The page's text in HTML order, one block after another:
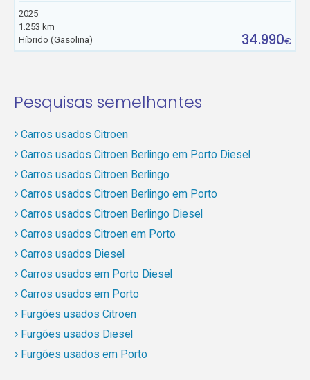
2025
1.253 km
Híbrido (Gasolina)
34.990€
Pesquisas semelhantes
Carros usados Citroen
Carros usados Citroen Berlingo em Porto Diesel
Carros usados Citroen Berlingo
Carros usados Citroen Berlingo em Porto
Carros usados Citroen Berlingo Diesel
Carros usados Citroen em Porto
Carros usados Diesel
Carros usados em Porto Diesel
Carros usados em Porto
Furgões usados Citroen
Furgões usados Diesel
Furgões usados em Porto